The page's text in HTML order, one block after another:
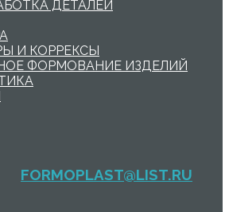
ДЕТАЛЕЙ
И КОРРЕКСЫ
ФОРМОВАНИЕ ИЗДЕЛИЙ
FORMOPLAST@LIST.RU